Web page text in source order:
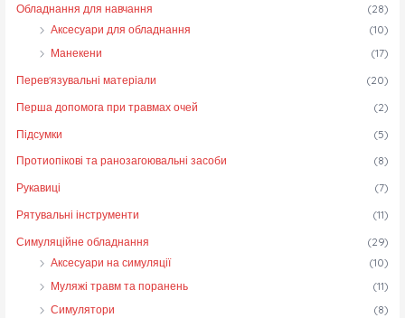
Обладнання для навчання
(28)
Аксесуари для обладнання
(10)
Манекени
(17)
Перев'язувальні матеріали
(20)
Перша допомога при травмах очей
(2)
Підсумки
(5)
Протиопікові та ранозагоювальні засоби
(8)
Рукавиці
(7)
Рятувальні інструменти
(11)
Симуляційне обладнання
(29)
Аксесуари на симуляції
(10)
Муляжі травм та поранень
(11)
Симулятори
(8)